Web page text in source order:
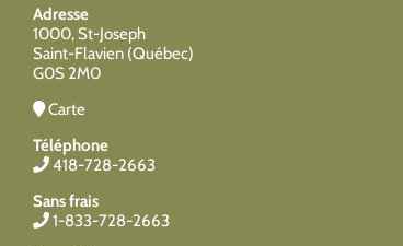
Adresse
1000, St-Joseph
Saint-Flavien (Québec)
G0S 2M0
Carte
Téléphone
418-728-2663
Sans frais
1-833-728-2663